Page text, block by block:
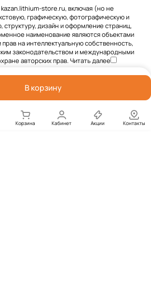
В корзину
Корзина Кабинет Акции Контакты
store.ru, включая (но не
графическую, фотографическую и
дизайн и оформление страниц,
наименование являются объектами
прав на интеллектуальную собственность,
законодательством и международными
авторских прав.Читать далее